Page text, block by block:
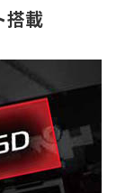
搭載